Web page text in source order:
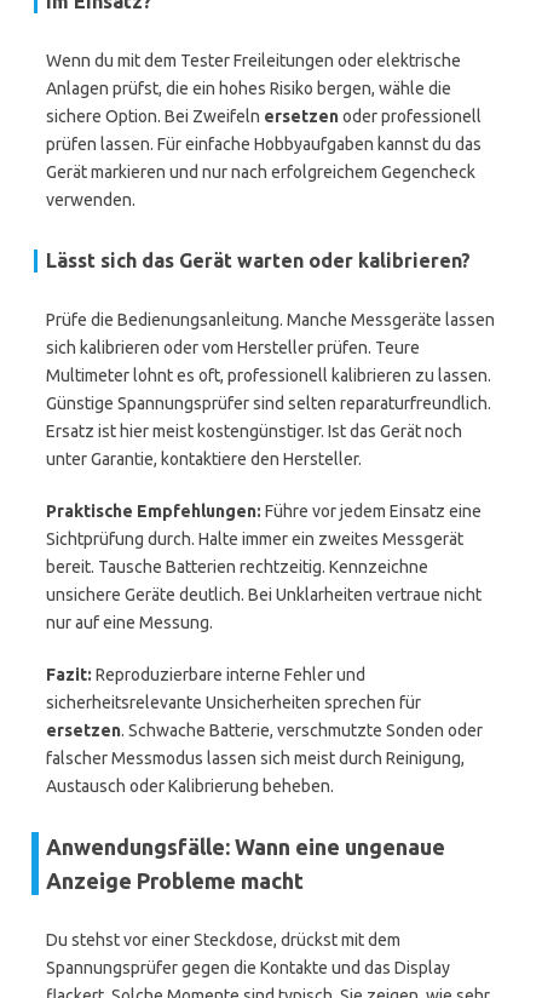
Wenn du mit dem Tester Freileitungen oder elektrische
Anlagen prüfst, die ein hohes Risiko bergen, wähle die
sichere Option. Bei Zweifeln ersetzenoder professionell
prüfen lassen. Für einfache Hobbyaufgaben kannst du das
Gerät markieren und nur nach erfolgreichem Gegencheck
verwenden.
Lässt sich das Gerät warten oder kalibrieren?
Prüfe die Bedienungsanleitung. Manche Messgeräte lassen
sich kalibrieren oder vom Hersteller prüfen. Teure
Multimeter lohnt es oft, professionell kalibrieren zu lassen.
Günstige Spannungsprüfer sind selten reparaturfreundlich.
Ersatz ist hier meist kostengünstiger. Ist das Gerät noch
unter Garantie, kontaktiere den Hersteller.
Praktische Empfehlungen: Führe vor jedem Einsatz eine
Sichtprüfung durch. Halte immer ein zweites Messgerät
bereit. Tausche Batterien rechtzeitig. Kennzeichne
unsichere Geräte deutlich. Bei Unklarheiten vertraue nicht
nur auf eine Messung.
Fazit: Reproduzierbare interne Fehler und
sicherheitsrelevante Unsicherheiten sprechen für
ersetzen. Schwache Batterie, verschmutzte Sonden oder
falscher Messmodus lassen sich meist durch Reinigung,
Austausch oder Kalibrierung beheben.
Anwendungsfälle: Wann eine ungenaue
Anzeige Probleme macht
Du stehst vor einer Steckdose, drückst mit dem
Spannungsprüfer gegen die Kontakte und das Display